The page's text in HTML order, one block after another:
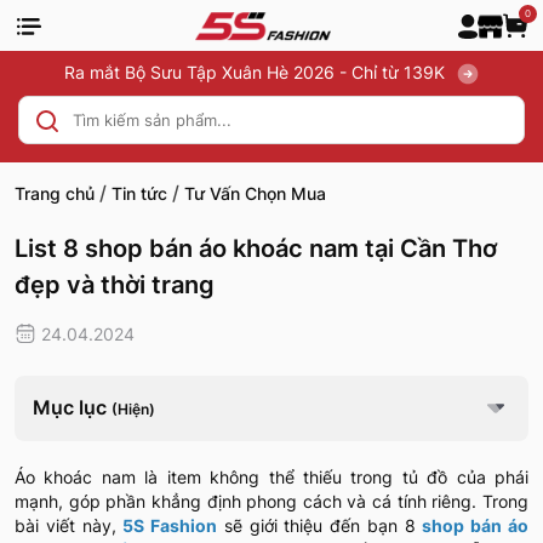
0
Ra mắt Bộ Sưu Tập Xuân Hè 2026 - Chỉ từ 139K
Trang chủ / Tin tức / Tư Vấn Chọn Mua
List 8 shop bán áo khoác nam tại Cần Thơ
đẹp và thời trang
24.04.2024
Mục lục (Hiện)
Áo khoác nam là item không thể thiếu trong tủ đồ của phái
mạnh, góp phần khẳng định phong cách và cá tính riêng. Trong
bài viết này, 5S Fashion sẽ giới thiệu đến bạn 8shop bán áo